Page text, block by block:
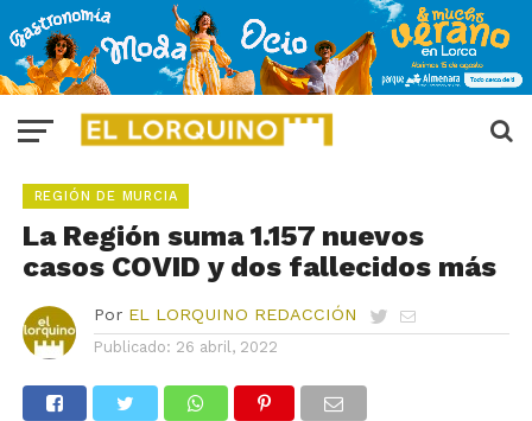
REGIÓN DE MURCIA
La Región suma 1.157 nuevos
casos COVID y dos fallecidos más
Por EL LORQUINO REDACCIÓN
Publicado: 26 abril, 2022